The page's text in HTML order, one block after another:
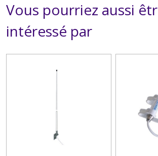
Vous pourriez aussi
intéressé par